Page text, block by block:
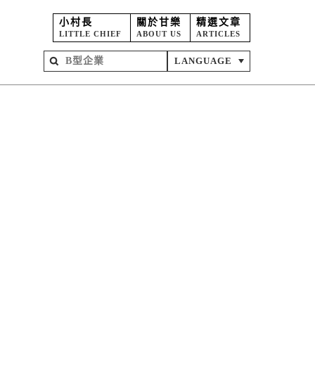
小村長
LITTLE CHIEF
關於甘樂
ABOUT US
精選文章
ARTICLES
LANGUAGE